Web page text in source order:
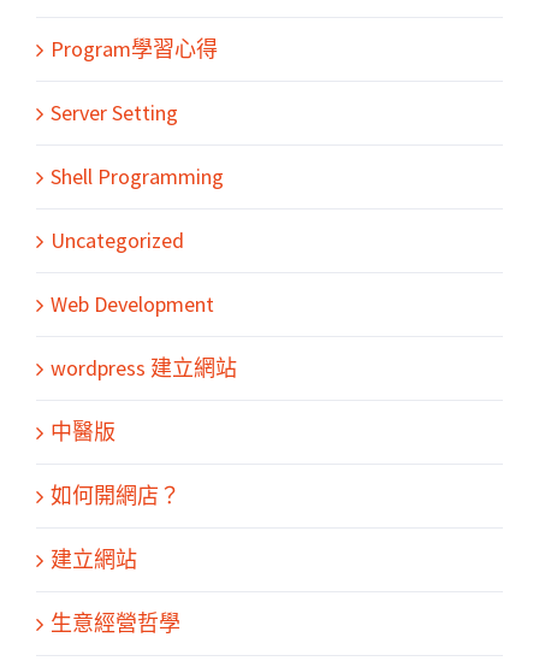
Program學習心得
Server Setting
Shell Programming
Uncategorized
Web Development
wordpress 建立網站
中醫版
如何開網店？
建立網站
生意經營哲學